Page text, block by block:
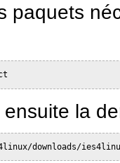
paquets
la
downloads/